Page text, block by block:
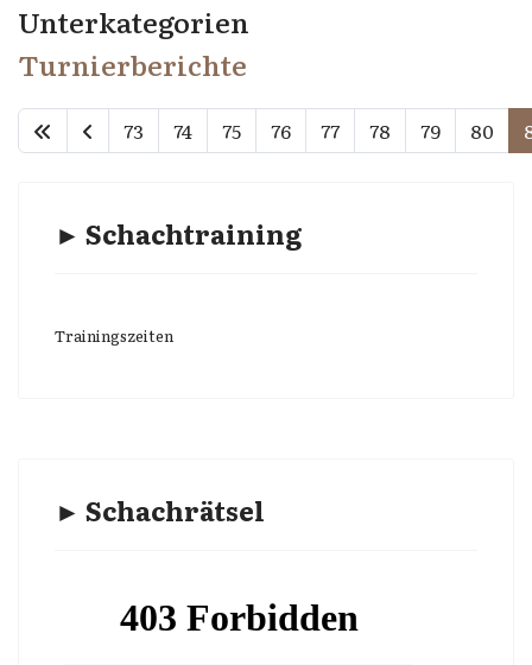
Unterkategorien
Turnierberichte
73 74 75 76 77 78 79 80
► Schachtraining
Trainingszeiten
► Schachrätsel